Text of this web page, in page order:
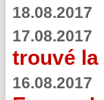
18.08.2017
17.08.2017
trouvé
16.08.2017